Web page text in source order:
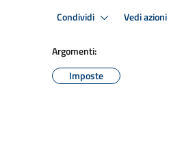
Condividi Vedi azioni
Argomenti:
Imposte